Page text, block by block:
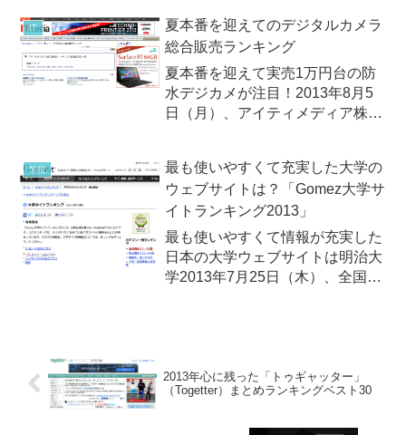
が日本の有力企業237社の「Web
サイトの価値」について調査した
「Webサイ...
IT
夏本番を迎えてのデジタルカメラ
総合販売ランキング
夏本番を迎えて実売1万円台の防
水デジカメが注目！2013年8月5
日（月）、アイティメディア株式
メラ総合販売ランキングを発表し
ました。このランキングは、マー
ケティング会社、G...
学校
最も使いやすくて充実した大学の
ウェブサイトは？「Gomez大学サ
イトランキング2013」
最も使いやすくて情報が充実した
日本の大学ウェブサイトは明治大
学2013年7月25日（木）、全国の
したのは、中立的な第三者とし...
2013年心に残った「トゥギャッター」
（Togetter）まとめランキングベスト30